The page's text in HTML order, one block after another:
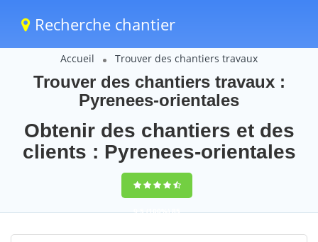
Recherche chantier
Accueil Trouver des chantiers travaux
Trouver des chantiers travaux :
Pyrenees-orientales
Obtenir des chantiers et des
clients : Pyrenees-orientales
9,5(100%)85
votes